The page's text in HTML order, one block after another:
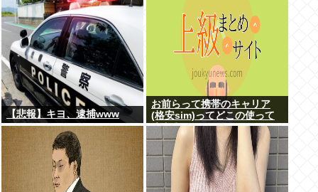
【悲報】キヨ、逮捕www
お前らって携帯のキャリア
(格安sim)ってどこの使って
るん？